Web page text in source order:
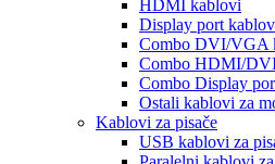
HDMI kablovi
Display port
Combo DVI/VGA
Combo HDMI/
Combo Display
Ostali kablovi za
Kablovi za pisače
USB kablovi za